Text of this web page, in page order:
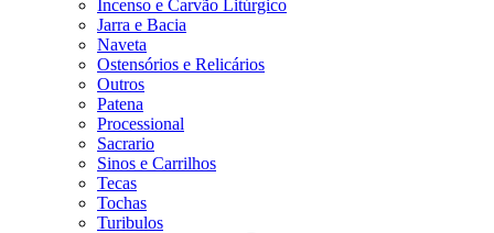
Incenso e Carvão Litúrgico
Jarra e Bacia
Naveta
Ostensórios e Relicários
Outros
Patena
Processional
Sacrario
Sinos e Carrilhos
Tecas
Tochas
Turibulos